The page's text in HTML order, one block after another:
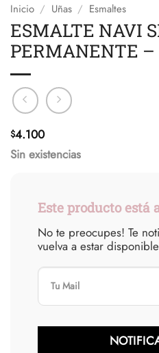
Inicio / Uñas / Esmaltes
ESMALTE NAVI
PERMANENTE
$4.100
Sin existencias
Este producto está
No te preocupes! Te
vuelva a estar